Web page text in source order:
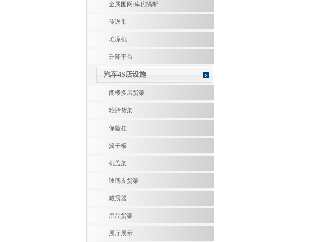
金属围网/库房隔断
传送带
堆垛机
升降平台
汽车4S店设施
阁楼多层货架
轮胎货架
保险杠
翼子板
机盖架
玻璃支货架
减震器
用品货架
展厅展示